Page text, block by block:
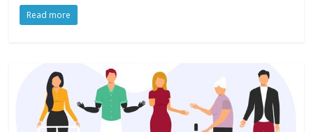
Read more